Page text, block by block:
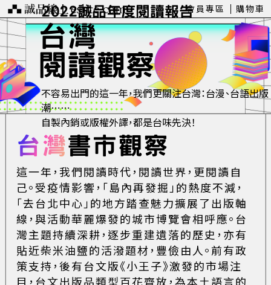
會員專區 購物車
2022誠品年度閱讀報告
台灣
閱讀觀察
不容易出門的這一年，我們更關注台灣：台漫、台語出版
潮⋯⋯
自製內銷或版權外譯，都是台味先決！
台灣書市觀察
這一年，我們閱讀時代，閱讀世界，更閱讀自
己。受疫情影響，「島內再發掘」的熱度不減，
「去台北中心」的地方踏查魅力擴展了出版軸
線，與活動華麗爆發的城市博覽會相呼應。台
灣主題持續深耕，逐步重建遺落的歷史，亦有
貼近柴米油鹽的活潑題材，豐儉由人。前有政
策支持，後有台文版《小王子》激發的市場注
目，台文出版品類型百花齊放，為本土語言的